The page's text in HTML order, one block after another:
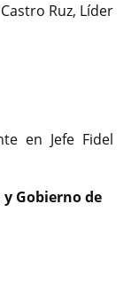
Ruz, Líder
en Jefe Fidel
Gobierno de